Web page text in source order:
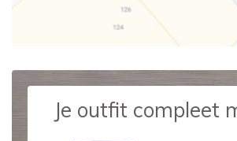
Je outfit compleet